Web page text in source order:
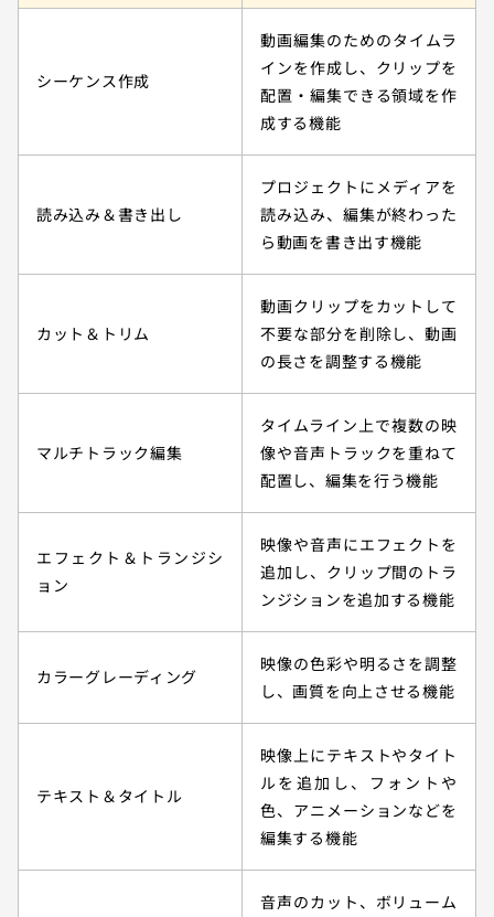
シーケンス作成
動画編集のためのタイムラ
インを作成し、クリップを
配置・編集できる領域を作
成する機能
読み込み＆書き出し
プロジェクトにメディアを
読み込み、編集が終わった
ら動画を書き出す機能
カット＆トリム
動画クリップをカットして
不要な部分を削除し、動画
の長さを調整する機能
マルチトラック編集
タイムライン上で複数の映
像や音声トラックを重ねて
配置し、編集を行う機能
エフェクト＆トランジシ
ョン
映像や音声にエフェクトを
追加し、クリップ間のトラ
ンジションを追加する機能
カラーグレーディング
映像の色彩や明るさを調整
し、画質を向上させる機能
テキスト＆タイトル
映像上にテキストやタイト
ルを追加し、フォントや
色、アニメーションなどを
編集する機能
音声のカット、ボリューム